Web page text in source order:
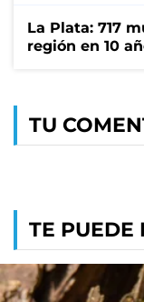
La Plata: 717
región en 10
TU
TE PUEDE